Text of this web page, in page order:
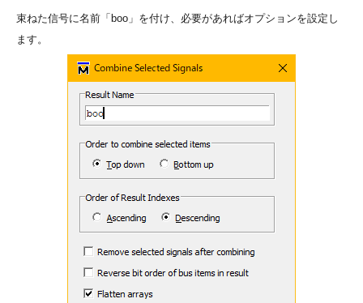
束ねた信号に名前「boo」を付け、必要があればオプションを設定し
ます。